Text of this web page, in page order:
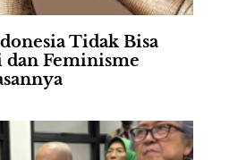
Tidak Bisa
Feminisme